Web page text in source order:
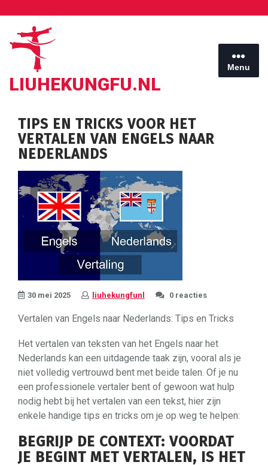
inhoud
LIUHEKUNGFU.NL
Menu
TIPS EN TRICKS VOOR HET
VERTALEN VAN ENGELS NAAR
NEDERLANDS
30 mei 2025 liuhekungfunl 0 reacties
Vertalen van Engels naar Nederlands: Tips en Tricks
Het vertalen van teksten van het Engels naar het
Nederlands kan een uitdagende taak zijn, vooral als je
niet volledig vertrouwd bent met beide talen. Of je nu
een professionele vertaler bent of gewoon wat hulp
nodig hebt bij het vertalen van een tekst, hier zijn
enkele handige tips en tricks om je op weg te helpen:
BEGRIJP DE CONTEXT: VOORDAT
JE BEGINT MET VERTALEN, IS HET